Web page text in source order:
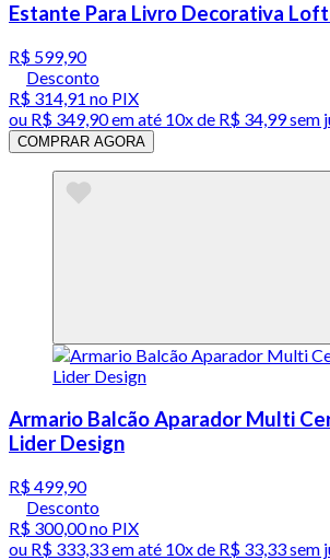
Estante Para Livro Decorativa
R$ 599,90
Desconto
R$ 314,91 no PIX
ou R$ 349,90em até 10x de R$ 34,99 sem
COMPRAR AGORA
Armario Balcão Aparador Multi
Lider Design
R$ 499,90
Desconto
R$ 300,00no PIX
ou R$ 333,33em até 10x de R$ 33,33 sem